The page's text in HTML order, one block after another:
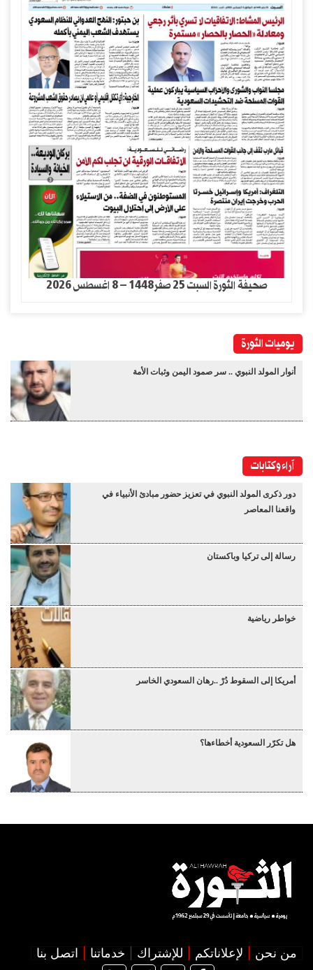
صحيفة الثورة السبت 25 صفر1448 – 8 اغسطس 2026
يوميات الثورة
أنوار المولد النبوي .. سر صمود اليمن وثبات الأمة
آراء وكتابات
دور ذكرى المولد النبوي في تعزيز حضور مبادئ الأنبياء في
واقعنا المعاصر
رسالة إلى تركيا وباكستان
خواطر رياضية
أمريكا إلى السقوط دُرْ ..رهان السعودي الخاسر
هل تكرّر السعودية أخطاءها؟
من نحن لإعلاناتكم للإشتراك خدماتنا اتصل بنا